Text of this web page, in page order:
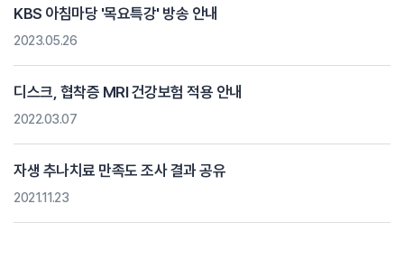
KBS 아침마당 '목요특강' 방송 안내
2023.05.26
디스크, 협착증 MRI 건강보험 적용 안내
2022.03.07
자생 추나치료 만족도 조사 결과 공유
2021.11.23